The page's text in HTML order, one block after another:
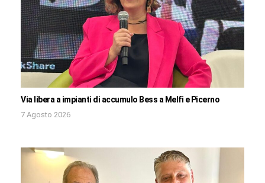
Via libera a impianti di accumulo Bess a Melfi e Picerno
7 Agosto 2026